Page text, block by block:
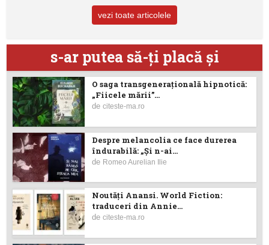
vezi toate articolele
s-ar putea să-ţi placă şi
O saga transgenerațională hipnotică:
„Fiicele mării”...
deciteste-ma.ro
Despre melancolia ce face durerea
îndurabilă: „Și n-ai...
de Romeo Aurelian Ilie
Noutăţi Anansi. World Fiction:
traduceri din Annie...
deciteste-ma.ro